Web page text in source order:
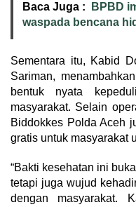
Baca Juga :
BPBD
waspada bencana
Sementara itu, Kabid
Sariman,
bentuk nyata
masyarakat. Selain
Biddokkes Polda Aceh
gratis untuk masyarakat
“Bakti kesehatan ini
tetapi juga wujud
dengan masyarakat.